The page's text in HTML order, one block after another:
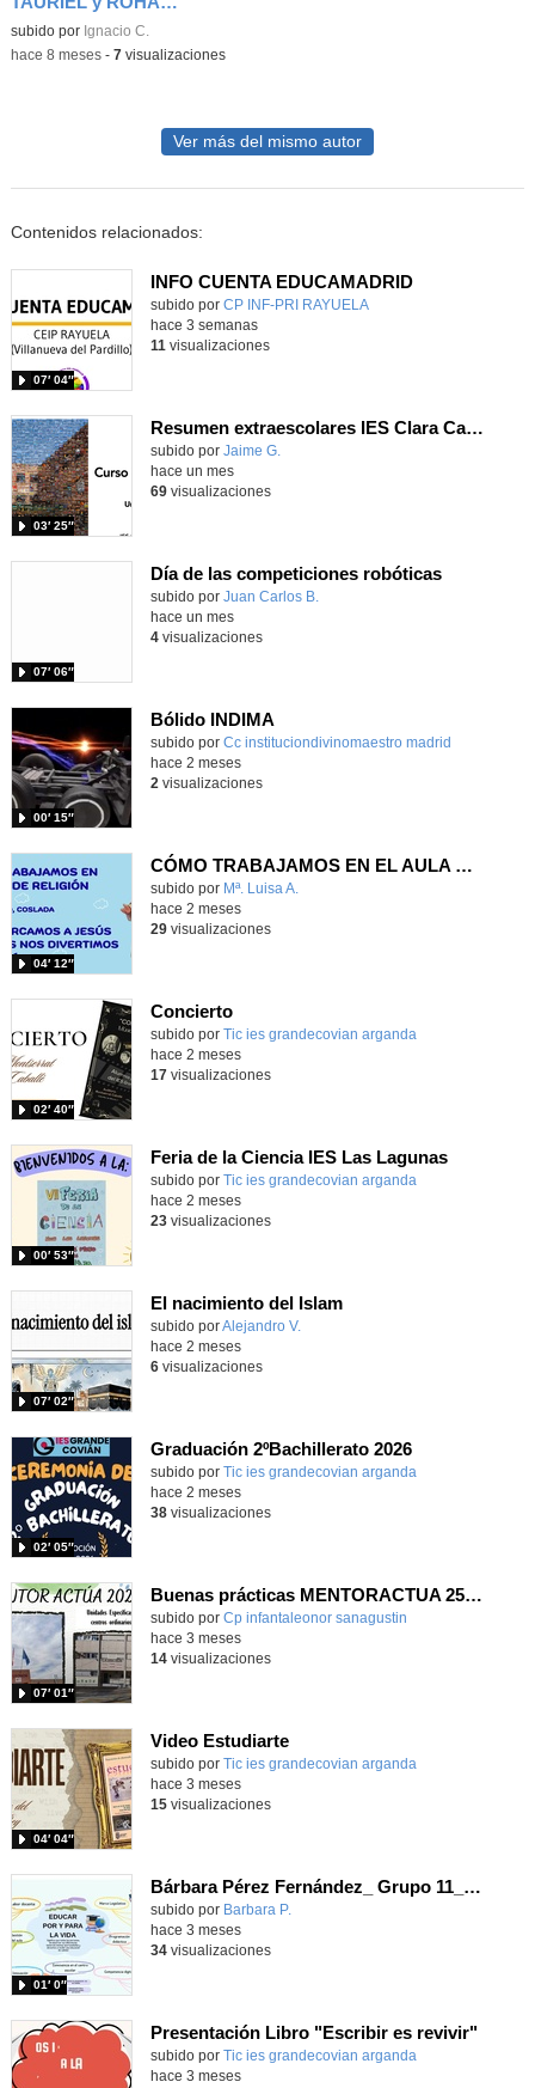
Contenido educativo.
subido por Ignacio C.
-hace 8 meses- 7visualizaciones
Ver más del mismo autor
Contenidos relacionados:
INFO CUENTA EDUCAMADRID
subido por CP INF-PRI RAYUELA
07′ 04″
-
hace 3 semanas
11 visualizaciones
Resumen extraescolares IES Clara Campoamor 25-26
subido por Jaime G.
03′ 25″
hace un mes
69visualizaciones
Día de las competiciones robóticas
Contenido educativo.
subido por Juan Carlos B.
07′ 06″
hace un mes
4visualizaciones
Bólido INDIMA
Contenido educativo.
subido por Cc instituciondivinomaestro madrid
00′ 15″
hace 2 meses
2 visualizaciones
CÓMO TRABAJAMOS EN EL AULA DE RELIGIÓN EN EL CEIP EL OLIVO (COSLADA)
Contenido educativo.
subido por Mª. Luisa A.
04′ 12″
hace 2 meses
29visualizaciones
Concierto
subido por Tic ies grandecovian arganda
02′ 40″
hace 2 meses
17visualizaciones
Feria de la Ciencia IES Las Lagunas
subido por Tic ies grandecovian arganda
00′ 53″
hace 2 meses
23visualizaciones
El nacimiento del Islam
Contenido educativo.
subido porAlejandro V.
07′ 02″
hace 2 meses
6visualizaciones
Graduación 2ºBachillerato 2026
subido por Tic ies grandecovian arganda
02′ 05″
hace 2 meses
38visualizaciones
Buenas prácticas MENTORACTUA 25-26 Unidades Educación Especial _CEIP INFANTA LEONOR & CEIP LEÓN FELIPE_
Contenido educativo.
subido por Cp infantaleonor sanagustin
07′ 01″
hace 3 meses
14visualizaciones
Video Estudiarte
subido por Tic ies grandecovian arganda
04′ 04″
hace 3 meses
15visualizaciones
Bárbara Pérez Fernández_ Grupo 11_CID_VIDEO
subido por Barbara P.
01′ 0″
hace 3 meses
34visualizaciones
Presentación Libro "Escribir es revivir"
subido por Tic ies grandecovian arganda
hace 3 meses